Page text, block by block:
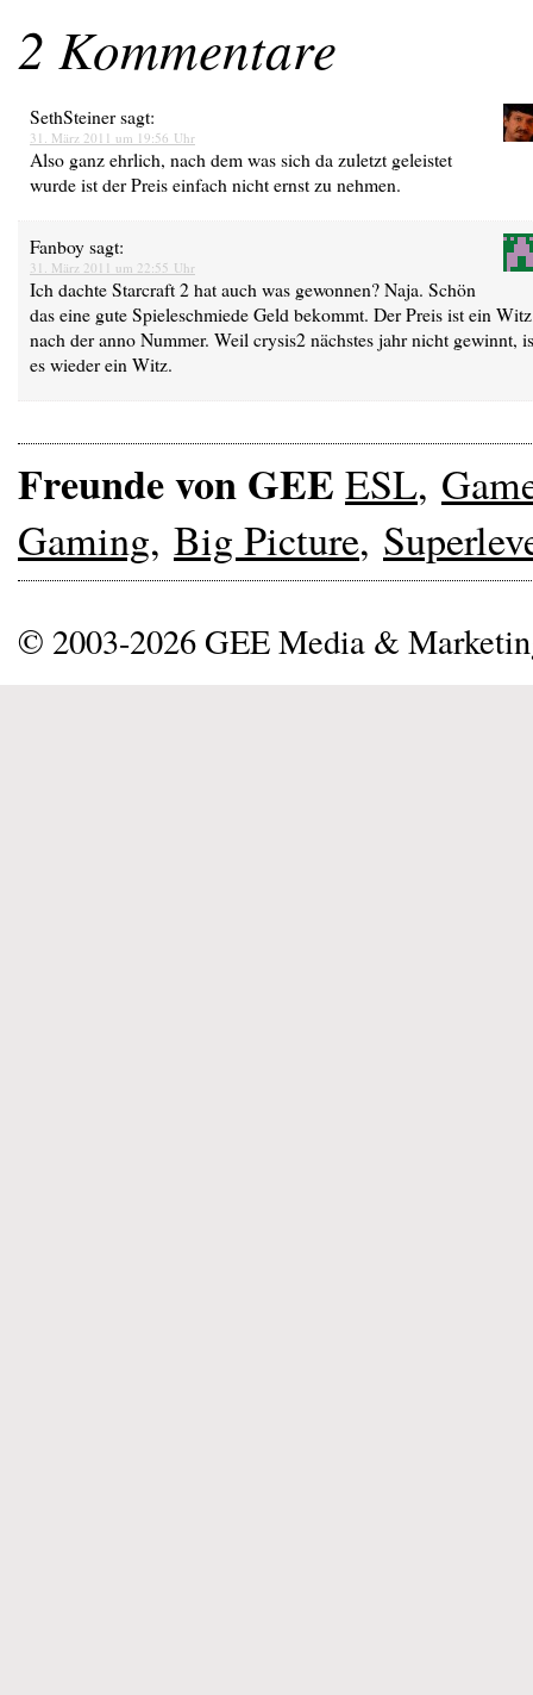
2 Kommentare
SethSteinersagt:
31. März 2011 um 19:56 Uhr
Also ganz ehrlich, nach dem was sich da zuletzt geleistet
wurde ist der Preis einfach nicht ernst zu nehmen.
Fanboysagt:
31. März 2011 um 22:55 Uhr
Ich dachte Starcraft 2 hat auch was gewonnen? Naja. Schön
das eine gute Spieleschmiede Geld bekommt. Der Preis ist ein
nach der anno Nummer. Weil crysis2 nächstes jahr nicht gewinnt,
es wieder ein Witz.
Freunde von GEE ESL,
Gaming, Big Picture,
© 2003-2026 GEE Media &